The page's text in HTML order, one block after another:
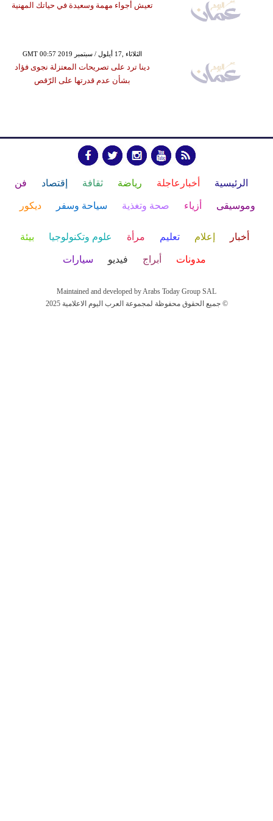
تعيش أجواء مهمة وسعيدة في حياتك المهنية
GMT 00:57 2019 الثلاثاء ,17 أيلول / سبتمبر
دينا ترد على تصريحات المعتزلة نجوى فؤاد
بشأن عدم قدرتها على الرّقص
الرئيسية أخبارعاجلة رياضة ثقافة إقتصاد فن
وموسيقى أزياء صحة وتغذية سياحة وسفر ديكور
أخبار إعلام تعليم مرأة علوم وتكنولوجيا بيئة
مدونات أبراج فيديو سيارات
Maintained and developed by Arabs Today Group SAL
جميع الحقوق محفوظة لمجموعة العرب اليوم الاعلامية 2025 ©